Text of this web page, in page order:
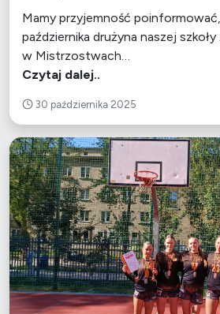
Mamy przyjemność
października drużyna naszej
w Mistrzostwach…
Czytaj dalej..
30 października 2025